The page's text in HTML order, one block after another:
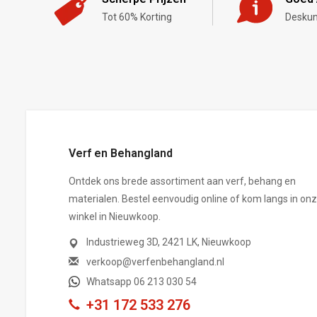
Tot 60% Korting
Verf en Behangland
Ontdek ons brede assortiment aan verf, behang en
materialen. Bestel eenvoudig online of kom langs in
winkel in Nieuwkoop.
Industrieweg 3D, 2421 LK, Nieuwkoop
verkoop@verfenbehangland.nl
Whatsapp 06 213 030 54
+31 172 533 276